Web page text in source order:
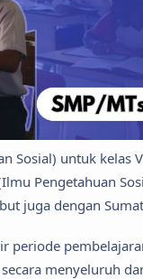
Sosial) untuk kelas
Pengetahuan
juga dengan
periode
menyeluruh